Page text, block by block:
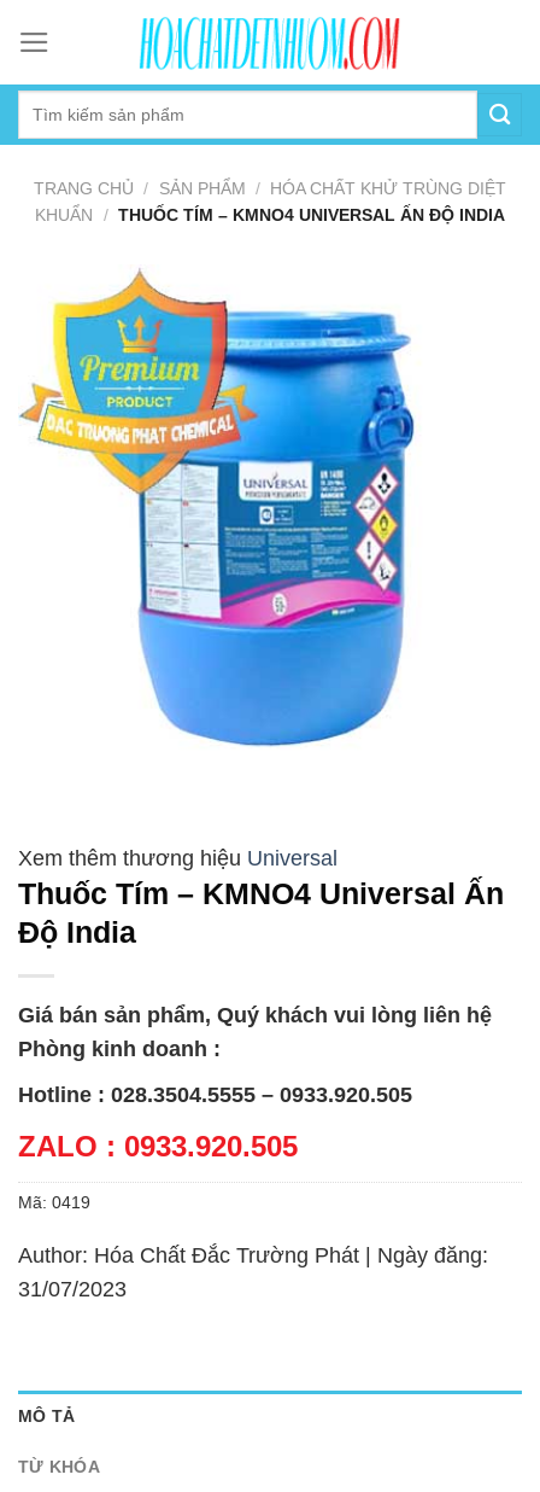
content
TRANG CHỦ / SẢN PHẨM / HÓA CHẤT KHỬ TRÙNG DIỆT
KHUẨN
/ THUỐC TÍM – KMNO4 UNIVERSAL ẤN ĐỘ INDIA
Universal
Thuốc Tím – KMNO4 Universal Ấn
Độ India
Giá bán sản phẩm, Quý khách vui lòng liên hệ
Phòng kinh doanh :
Hotline : 028.3504.5555 – 0933.920.505
ZALO : 0933.920.505
Mã: 0419
Author: Hóa Chất Đắc Trường Phát | Ngày đăng:
31/07/2023
MÔ TẢ
TỪ KHÓA